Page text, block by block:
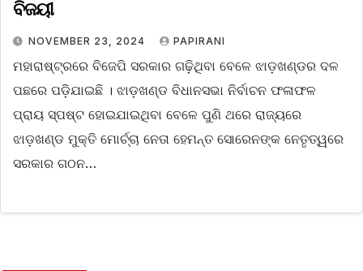
ବିଜୟୀ
NOVEMBER 23, 2024 PAPIRANI
ମହାରାଷ୍ଟ୍ରରେ ବିଜେପି ସରକାର ଗଢ଼ିଥିବା ବେଳେ ଝାଡ଼ଖଣ୍ଡର ଦଳ
ପଛରେ ପଡ଼ିଯାଇଛି । ଝାଡ଼ଖଣ୍ଡ ବିଧାନସଭା ନିର୍ବାଚନ ଫଳାଫଳ
ପ୍ରାୟ ସ୍ପଷ୍ଟ ହୋଇଯାଇଥିବା ବେଳେ ପୁଣି ଥରେ ରାଜ୍ୟରେ
ଝାଡ଼ଖଣ୍ଡ ମୁକ୍ତି ମୋର୍ଚ୍ଚା ନେତା ହେମନ୍ତ ସୋରେନଙ୍କ ନେତୃତ୍ୱରେ
ସରକାର ଗଠନ…